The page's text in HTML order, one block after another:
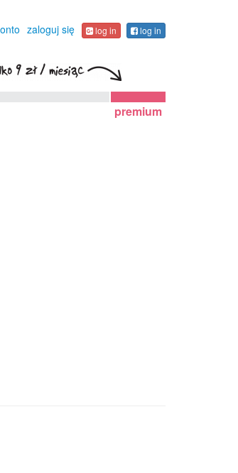
zaloguj się log in log in
premium